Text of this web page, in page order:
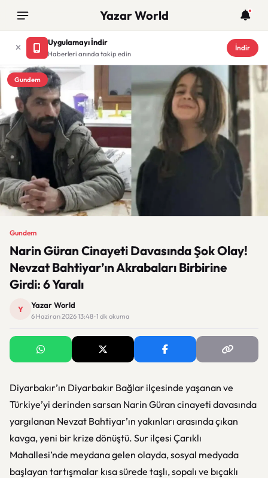
Yazar World
Uygulamayı İndir
Haberleri anında takip edin
İndir
Gundem
Gundem
Narin Güran Cinayeti Davasında Şok Olay!
Nevzat Bahtiyar’ın Akrabaları Birbirine
Girdi: 6 Yaralı
Y Yazar World
6 Haziran 2026 13:48 · 1 dk okuma
Diyarbakır’ın Diyarbakır Bağlar ilçesinde yaşanan ve
Türkiye’yi derinden sarsan Narin Güran cinayeti davasında
yargılanan Nevzat Bahtiyar’ın yakınları arasında çıkan
kavga, yeni bir krize dönüştü. Sur ilçesi Çarıklı
Mahallesi’nde meydana gelen olayda, sosyal medyada
başlayan tartışmalar kısa sürede taşlı, sopalı ve bıçaklı